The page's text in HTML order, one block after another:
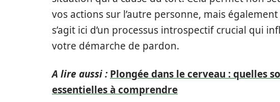
vos actions sur l’autre personne, mais
s’agit ici d’un processus introspectif crucial qui
votre démarche de pardon.
A lire aussi : Plongée dans le cerveau : quelles
essentielles à comprendre